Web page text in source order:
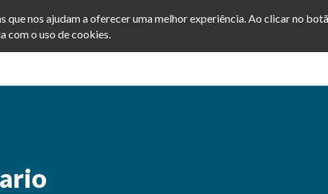
que nos ajudam a oferecer uma melhor experiência. Ao clicar no
com o uso de cookies.